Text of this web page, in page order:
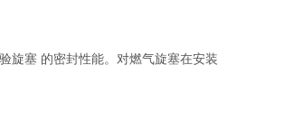
旋塞 的密封性能。对燃气旋塞在安装